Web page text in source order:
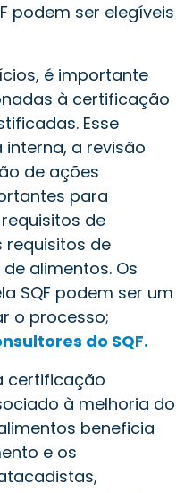
podem ser elegíveis
é importante
à certificação
Esse
a revisão
de ações
para
de
requisitos de
alimentos. Os
SQF podem ser um
o processo;
do SQF.
certificação
à melhoria do
beneficia
e os